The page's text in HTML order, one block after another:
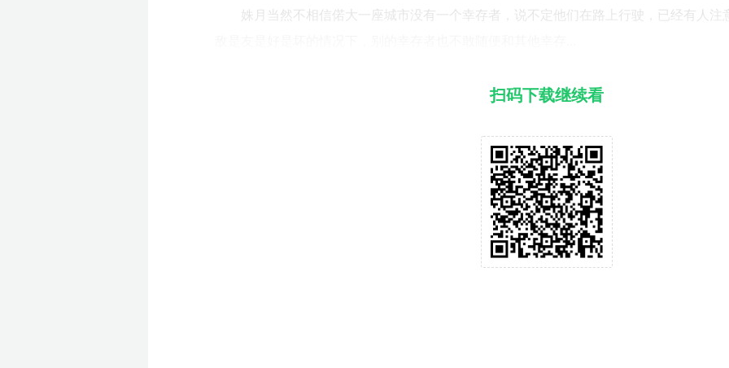
姝月当然不相信偌大一座城市没有一个幸存者，说不定他们在路上行驶，已经有人注
扫码下载继续看